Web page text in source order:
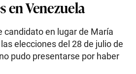
en Venezuela
candidato en lugar de María
elecciones del 28 de julio de
pudo presentarse por haber